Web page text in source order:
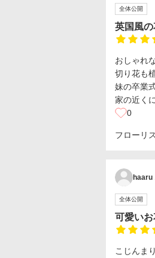
全体公開
英国風
おしゃれ
切り花も
妹の卒業
家の近く
0
フローリ
haaru
全体公開
可愛い
こじんま